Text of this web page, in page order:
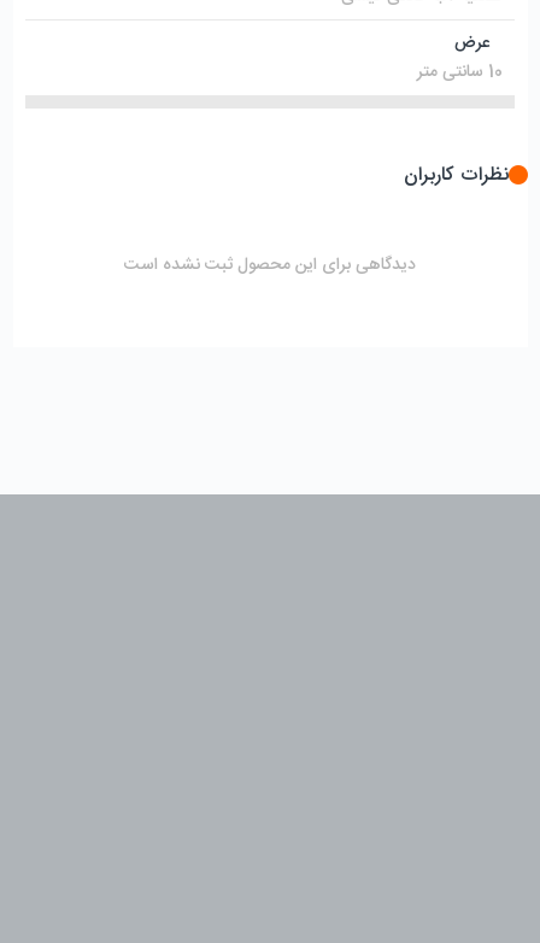
عرض
10 سانتی متر
نظرات کاربران
دیدگاهی برای این محصول ثبت نشده است